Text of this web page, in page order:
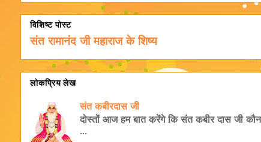
विशिष्ट पोस्ट
संत रामानंद जी महाराज के शिष्य
लोकप्रिय लेख
संत कबीरदास जी
दोस्तों आज हम बात करेंगे कि संत कबीर दास जी
...